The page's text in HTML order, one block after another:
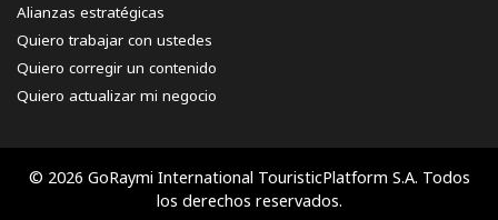
Alianzas estratégicas
Quiero trabajar con ustedes
Quiero corregir un contenido
Quiero actualizar mi negocio
© 2026 GoRaymi International TouristicPlatform S.A. Todos
los derechos reservados.